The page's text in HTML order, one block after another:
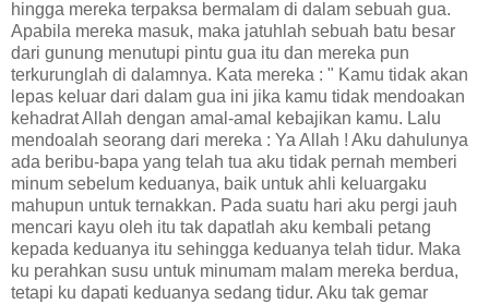
hingga mereka terpaksa bermalam di dalam sebuah gua.
Apabila mereka masuk, maka jatuhlah sebuah batu besar
dari gunung menutupi pintu gua itu dan mereka pun
terkurunglah di dalamnya. Kata mereka : " Kamu tidak akan
lepas keluar dari dalam gua ini jika kamu tidak mendoakan
kehadrat Allah dengan amal-amal kebajikan kamu. Lalu
mendoalah seorang dari mereka : Ya Allah ! Aku dahulunya
ada beribu-bapa yang telah tua aku tidak pernah memberi
minum sebelum keduanya, baik untuk ahli keluargaku
mahupun untuk ternakkan. Pada suatu hari aku pergi jauh
mencari kayu oleh itu tak dapatlah aku kembali petang
kepada keduanya itu sehingga keduanya telah tidur. Maka
ku perahkan susu untuk minumam malam mereka berdua,
tetapi ku dapati keduanya sedang tidur. Aku tak gemar